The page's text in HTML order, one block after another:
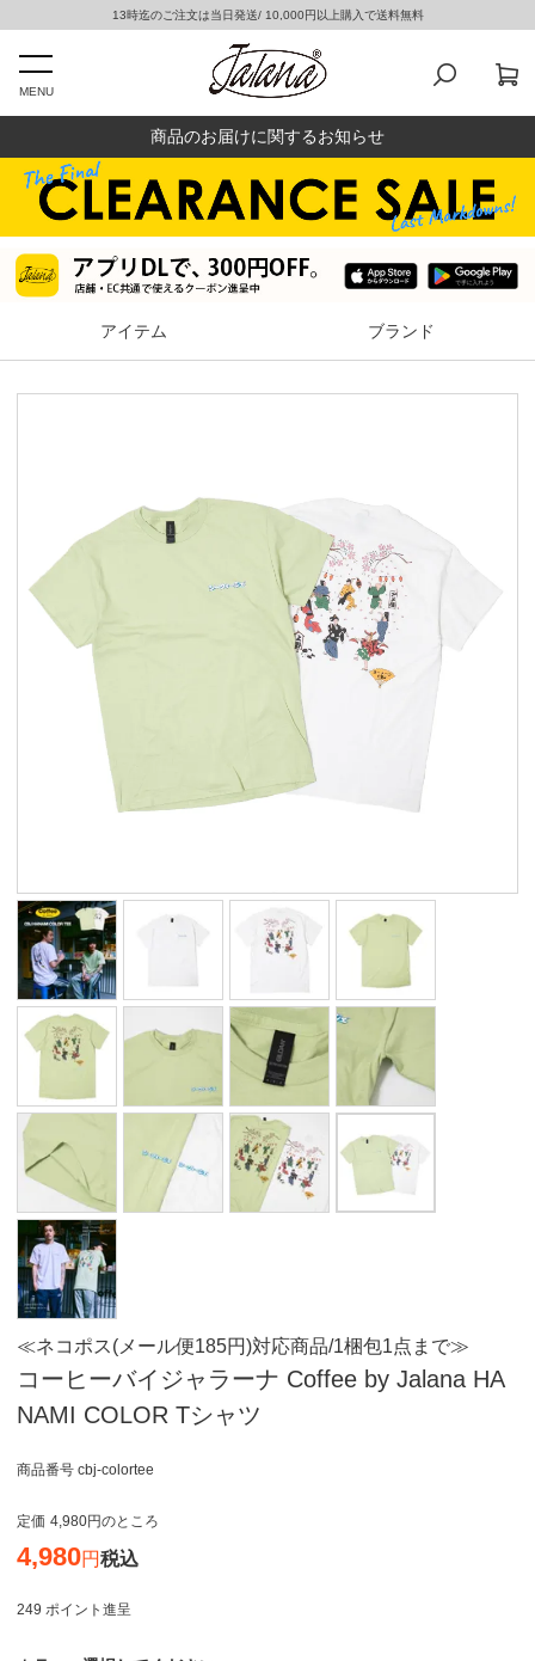
13時迄のご注文は当日発送/ 10,000円以上購入で送料無料
MENU
商品のお届けに関するお知らせ
アイテム ブランド
≪ネコポス(メール便185円)対応商品/1梱包1点まで≫
コーヒーバイジャラーナ Coffee by Jalana HA
NAMI COLOR Tシャツ
商品番号 cbj-colortee
定価 4,980 のところ
4,980 税込
249 ポイント進呈